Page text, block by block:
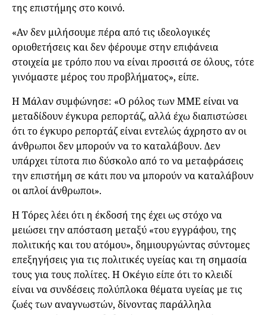
της επιστήμης στο κοινό.
«Αν δεν μιλήσουμε πέρα από τις ιδεολογικές
οριοθετήσεις και δεν φέρουμε στην επιφάνεια
στοιχεία με τρόπο που να είναι προσιτά σε όλους, τότε
γινόμαστε μέρος του προβλήματος», είπε.
Η Μάλαν συμφώνησε: «Ο ρόλος των ΜΜΕ είναι να
μεταδίδουν έγκυρα ρεπορτάζ, αλλά έχω διαπιστώσει
ότι το έγκυρο ρεπορτάζ είναι εντελώς άχρηστο αν οι
άνθρωποι δεν μπορούν να το καταλάβουν. Δεν
υπάρχει τίποτα πιο δύσκολο από το να μεταφράσεις
την επιστήμη σε κάτι που να μπορούν να καταλάβουν
οι απλοί άνθρωποι».
Η Τόρες λέει ότι η έκδοσή της έχει ως στόχο να
μειώσει την απόσταση μεταξύ «του εγγράφου, της
πολιτικής και του ατόμου», δημιουργώντας σύντομες
επεξηγήσεις για τις πολιτικές υγείας και τη σημασία
τους για τους πολίτες. Η Οκέγιο είπε ότι το κλειδί
είναι να συνδέσεις πολύπλοκα θέματα υγείας με τις
ζωές των αναγνωστών, δίνοντας παράλληλα